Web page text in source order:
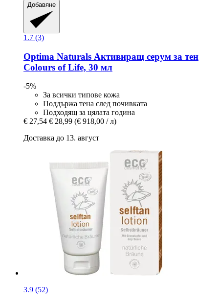
Добавяне
1.7 (3)
Optima Naturals Активиращ серум за тен
Colours of Life, 30 мл
-5%
За всички типове кожа
Поддържа тена след почивката
Подходящ за цялата година
€ 27,54 € 28,99 (€ 918,00 / л)
Доставка до 13. август
3.9 (52)